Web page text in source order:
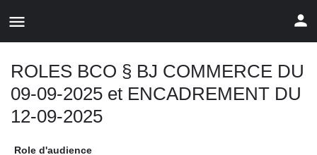
ROLES BCO § BJ COMMERCE DU
09-09-2025 et ENCADREMENT DU
12-09-2025
Role d'audience